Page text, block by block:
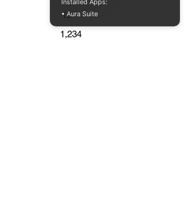
12
1,234
Installed Apps:
• Aura Suite